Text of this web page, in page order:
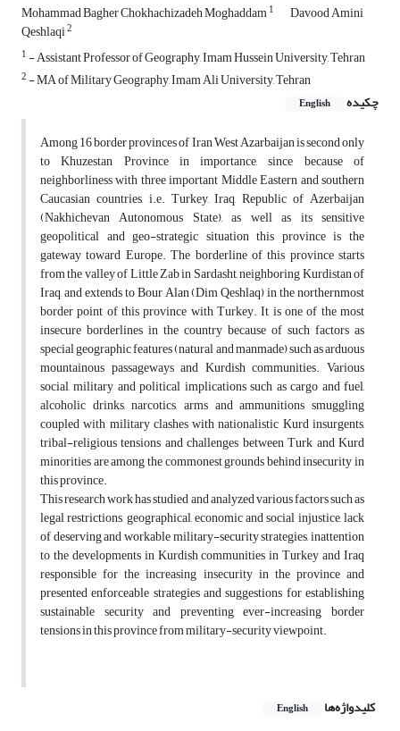
Mohammad Bagher Chokhachizadeh Moghaddam1 Davood Amini
Qeshlaqi2
1 - Assistant Professor of Geography, Imam Hussein University, Tehran
2 - MA of Military Geography, Imam Ali University, Tehran
چکیده
English
Among 16 border provinces of Iran West Azarbaijan is second only
to Khuzestan Province in importance, since because of
neighborliness with three important Middle Eastern and southern
Caucasian countries, i.e. Turkey, Iraq, Republic of Azerbaijan
(Nakhichevan Autonomous State), as well as its sensitive
geopolitical and geo-strategic situation this province is the
gateway toward Europe. The borderline of this province starts
from the valley of Little Zab in Sardasht, neighboring Kurdistan of
Iraq, and extends to Bour Alan (Dim Qeshlaq) in the northernmost
border point of this province with Turkey. It is one of the most
insecure borderlines in the country because of such factors as
special geographic features (natural and manmade) such as arduous
mountainous passageways and Kurdish communities. Various
social, military and political implications such as cargo and fuel,
alcoholic drinks, narcotics, arms and ammunitions smuggling
coupled with military clashes with nationalistic Kurd insurgents,
tribal-religious tensions and challenges between Turk and Kurd
minorities are among the commonest grounds behind insecurity in
this province.
This research work has studied and analyzed various factors such as
legal restrictions, geographical, economic and social injustice, lack
of deserving and workable military-security strategies, inattention
to the developments in Kurdish communities in Turkey and Iraq
responsible for the increasing insecurity in the province and
presented enforceable strategies and suggestions for establishing
sustainable security and preventing ever-increasing border
tensions in this province from military-security viewpoint.
کلیدواژه‌ها English